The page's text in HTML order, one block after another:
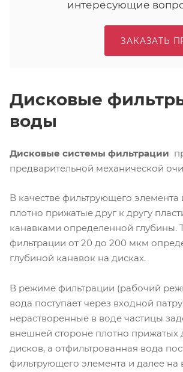
интересующие
ЗАКАЗАТЬ
Дисковые
воды
Дисковые системы фильтрации
предварительной механической
В качестве фильтрующего элемента
плотно прижатые друг к другу
канавками определенной глубины.
фильтрации от 20 до 200 мкм
глубиной канавок на дисках.
В режиме фильтрации (рабочий
вода поступает через входной
нерастворенные в воде частицы
внешней стороне плотно прижатых
дисков, а отфильтрованная вода
фильтрующего элемента и далее на